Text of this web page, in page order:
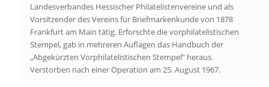
Landesverbandes Hessischer Philatelistenvereine und als
Vorsitzender des Vereins für Briefmarkenkunde von 1878
Frankfurt am Main tätig. Erforschte die vorphilatelistischen
Stempel, gab in mehreren Auflagen das Handbuch der
„Abgekürzten Vorphilatelistischen Stempel” heraus.
Verstorben nach einer Operation am 25. August 1967.